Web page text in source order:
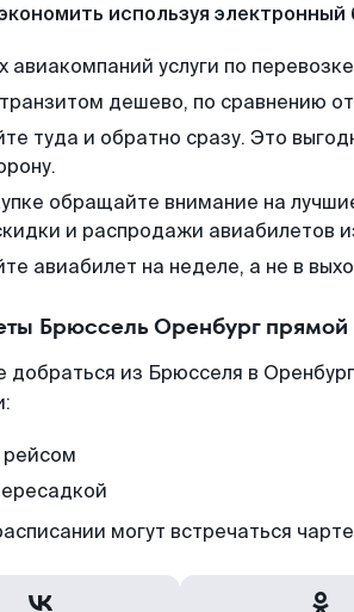
используя
авиакомпаний услуги по
дешево, по сравнению
туда и обратно сразу. Это
обращайте внимание на
и распродажи авиабилетов
авиабилет на неделе, а не в
Брюссель Оренбург
из Брюсселя в
могут встречаться